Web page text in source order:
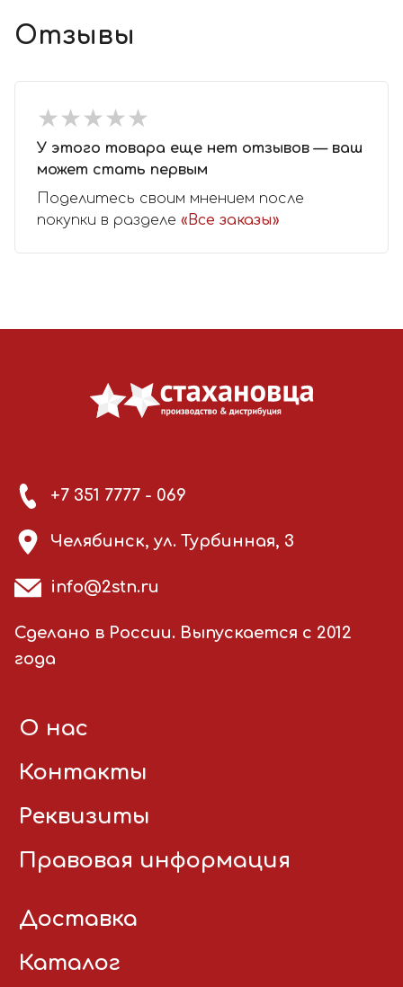
Отзывы
★★★★★
★★★★★
У этого товара еще нет отзывов — ваш
может стать первым
Поделитесь своим мнением после
покупки в разделе «Все заказы»
+7 351 7777 - 069
Челябинск, ул. Турбинная, 3
info@2stn.ru
Сделано в России. Выпускается с 2012
года
О нас
Контакты
Реквизиты
Правовая информация
Доставка
Каталог